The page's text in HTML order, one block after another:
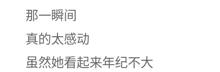
那一瞬间
真的太感动
虽然她看起来年纪不大